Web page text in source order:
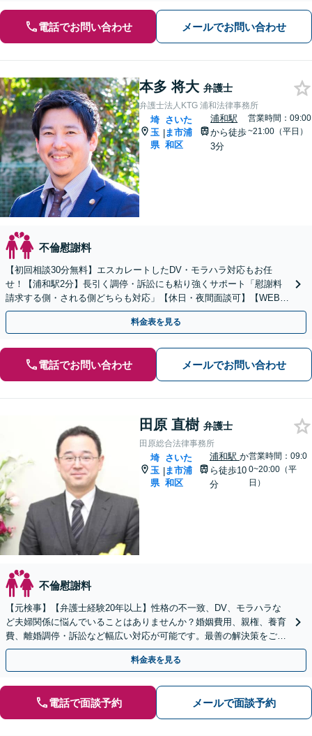
電話でお問い合わせ メールでお問い合わせ
本多 将大 弁護士
弁護士法人KTG 浦和法律事務所
埼
玉
県
|
さいた
ま市浦
和区
浦和駅
から徒歩
3分
営業時間：09:00
~21:00（平日）
不倫慰謝料
【初回相談30分無料】エスカレートしたDV・モラハラ対応もお任
せ！【浦和駅2分】長引く調停・訴訟にも粘り強くサポート「慰謝料
請求する側・される側どちらも対応」【休日・夜間面談可】【WEB相
談対応可】
料金表を見る
電話でお問い合わせ メールでお問い合わせ
田原 直樹 弁護士
田原総合法律事務所
埼
玉
県
|
さいた
ま市浦
和区
浦和駅 か
ら徒歩10
分
営業時間：09:0
0~20:00（平
日）
不倫慰謝料
【元検事】【弁護士経験20年以上】性格の不一致、DV、モラハラな
ど夫婦関係に悩んでいることはありませんか？婚姻費用、親権、養育
費、離婚調停・訴訟など幅広い対応が可能です。最善の解決策をご提
案します【初回相談無料】
料金表を見る
電話で面談予約 メールで面談予約